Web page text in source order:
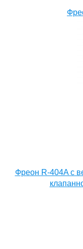
Фреон R-404A с